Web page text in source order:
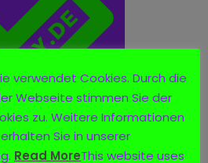
verwendet Cookies. Durch die
Webseite stimmen Sie der
zu. Weitere Informationen
Sie in unserer
Read MoreThis website uses